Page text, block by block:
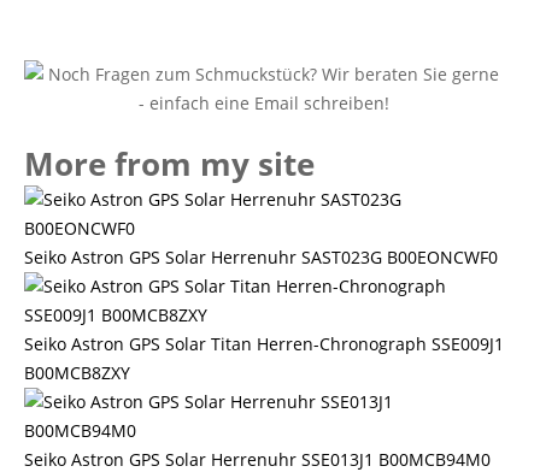
More from my site
Seiko Astron GPS Solar Herrenuhr SAST023G B00EONCWF0
Seiko Astron GPS Solar Titan Herren-Chronograph SSE009J1
B00MCB8ZXY
Seiko Astron GPS Solar Herrenuhr SSE013J1 B00MCB94M0